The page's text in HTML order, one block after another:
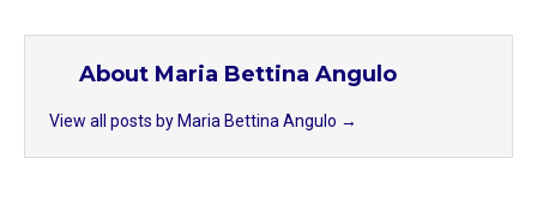
About Maria Bettina Angulo
View all posts by Maria Bettina Angulo →